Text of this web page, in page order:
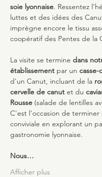
soie lyonnaise. Ressentez
luttes et des idées des
imprègne encore le tissu
coopératif des Pentes de la
La visite se termine dans
établissement par un casse-
d'un Canut, incluant de la
cervelle de canut et du
Rousse (salade de lentilles
C'est l'occasion de terminer
conviviale en explorant un
gastronomie lyonnaise.
Nous…
Afficher plus